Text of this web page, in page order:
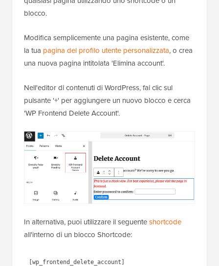
blocco.
Modifica semplicemente una pagina esistente, come
la tua pagina del profilo utente personalizzata, o crea
una nuova pagina intitolata 'Elimina account'.
Nell'editor di contenuti di WordPress, fai clic sul
pulsante '+' per aggiungere un nuovo blocco e cerca
'WP Frontend Delete Account'.
In alternativa, puoi utilizzare il seguenteshortcode
all'interno di un blocco Shortcode:
[wp_frontend_delete_account]